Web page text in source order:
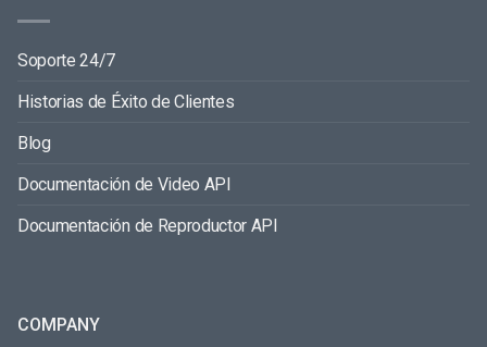
Soporte 24/7
Historias de Éxito de Clientes
Blog
Documentación de Video API
Documentación de Reproductor API
COMPANY